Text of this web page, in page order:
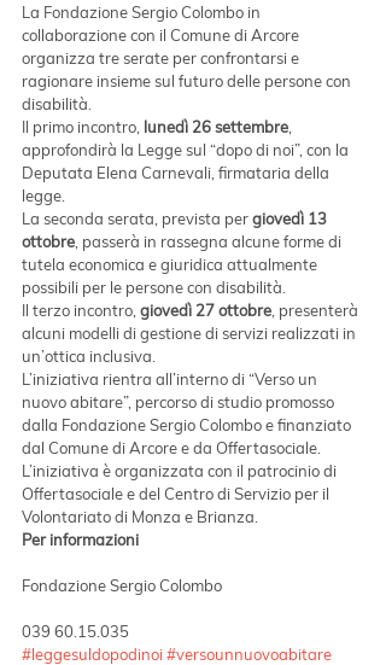
La Fondazione Sergio Colombo in
collaborazione con il Comune di Arcore
organizza tre serate per confrontarsi e
ragionare insieme sul futuro delle persone con
disabilità.
Il primo incontro, lunedì 26 settembre
approfondirà la Legge sul “dopo di noi”, con la
Deputata Elena Carnevali, firmataria della
legge.
La seconda serata, prevista per giovedì 13
ottobre , passerà in rassegna alcune forme di
tutela economica e giuridica attualmente
possibili per le persone con disabilità.
Il terzo incontro, giovedì 27 ottobre , presenterà
alcuni modelli di gestione di servizi realizzati in
un’ottica inclusiva.
L’iniziativa rientra all’interno di “Verso un
nuovo abitare”, percorso di studio promosso
dalla Fondazione Sergio Colombo e finanziato
dal Comune di Arcore e da Offertasociale.
L’iniziativa è organizzata con il patrocinio di
Offertasociale e del Centro di Servizio per il
Volontariato di Monza e Brianza.
Per informazioni
Fondazione Sergio Colombo
039 60.15.035
#leggesuldopodinoi#versounnuovoabitare